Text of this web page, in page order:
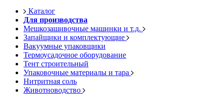
Каталог
Для производства
Мешкозашивочные машинки и т.д.
Запайщики и комплектующие
Вакуумные упаковщики
Термоусадочное оборудование
Тент строительный
Упаковочные материалы и тара
Нитритная соль
Животноводство